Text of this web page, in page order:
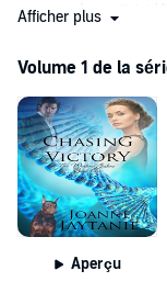
renowned geneticist
animals.
This unique ability
genetic research
threats to her family,
run by a madman CEO.
Naval officer Tristan
experiments. These
DNA into humans
hopes to create the
Afficher plus
Volume 1 de la
Aperçu